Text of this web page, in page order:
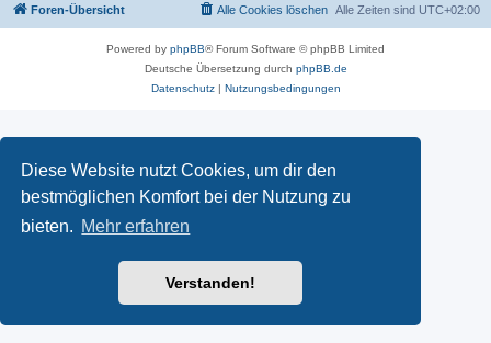
Diese Website nutzt Cookies, um dir den
bestmöglichen Komfort bei der Nutzung zu
bieten. Mehr erfahren
Verstanden!
Foren-Übersicht Alle Zeiten sind UTC+02:00
Alle Cookies löschen
Powered by phpBB® Forum Software © phpBB Limited
Deutsche Übersetzung durch phpBB.de
Datenschutz| Nutzungsbedingungen